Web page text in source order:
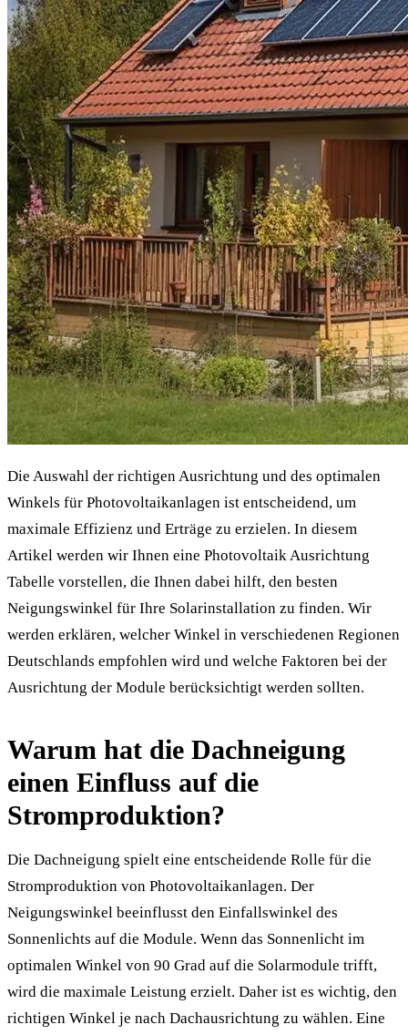
Die Auswahl der richtigen Ausrichtung und des optimalen
Winkels für Photovoltaikanlagen ist entscheidend, um
maximale Effizienz und Erträge zu erzielen. In diesem
Artikel werden wir Ihnen eine Photovoltaik Ausrichtung
Tabelle vorstellen, die Ihnen dabei hilft, den besten
Neigungswinkel für Ihre Solarinstallation zu finden. Wir
werden erklären, welcher Winkel in verschiedenen Regionen
Deutschlands empfohlen wird und welche Faktoren bei der
Ausrichtung der Module berücksichtigt werden sollten.
Warum hat die Dachneigung
einen Einfluss auf die
Stromproduktion?
Die Dachneigung spielt eine entscheidende Rolle für die
Stromproduktion von Photovoltaikanlagen. Der
Neigungswinkel beeinflusst den Einfallswinkel des
Sonnenlichts auf die Module. Wenn das Sonnenlicht im
optimalen Winkel von 90 Grad auf die Solarmodule trifft,
wird die maximale Leistung erzielt. Daher ist es wichtig, den
richtigen Winkel je nach Dachausrichtung zu wählen. Eine